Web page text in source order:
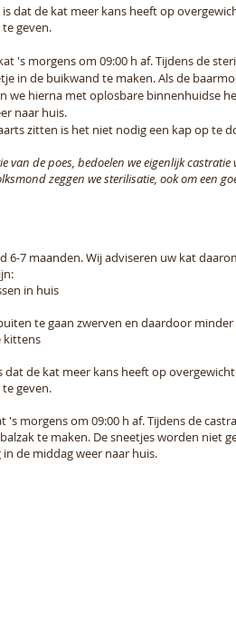
dat de kat meer kans heeft op
geven.
's morgens om 09:00 h af. Tijdens de
in de buikwand te maken. Als de
we hierna met oplosbare binnenhuidse
naar huis.
zitten is het niet nodig een kap op te
van de poes, bedoelen we eigenlijk
zeggen we sterilisatie, ook om een
6-7 maanden. Wij adviseren uw kat
in huis
te gaan zwerven en daardoor
kittens
dat de kat meer kans heeft op
geven.
's morgens om 09:00 h af. Tijdens de
te maken. De sneetjes worden niet
de middag weer naar huis.